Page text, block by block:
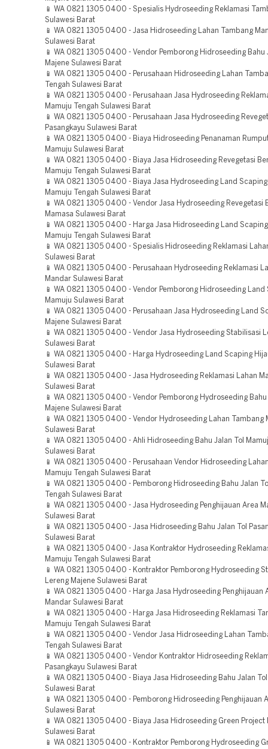
📱 WA 0821 1305 0400 - Spesialis Hydroseeding Reklamasi
Sulawesi Barat
📱 WA 0821 1305 0400 - Jasa Hidroseeding Lahan Tambang
Sulawesi Barat
📱 WA 0821 1305 0400 - Vendor Pemborong Hidroseeding Bahu
Majene Sulawesi Barat
📱 WA 0821 1305 0400 - Perusahaan Hidroseeding Lahan
Tengah Sulawesi Barat
📱 WA 0821 1305 0400 - Perusahaan Jasa Hydroseeding
Mamuju Tengah Sulawesi Barat
📱 WA 0821 1305 0400 - Perusahaan Jasa Hydroseeding
Pasangkayu Sulawesi Barat
📱 WA 0821 1305 0400 - Biaya Hidroseeding Penanaman
Mamuju Sulawesi Barat
📱 WA 0821 1305 0400 - Biaya Jasa Hidroseeding Revegetasi
Mamuju Tengah Sulawesi Barat
📱 WA 0821 1305 0400 - Biaya Jasa Hydroseeding Land
Mamuju Tengah Sulawesi Barat
📱 WA 0821 1305 0400 - Vendor Jasa Hydroseeding Revegetasi
Mamasa Sulawesi Barat
📱 WA 0821 1305 0400 - Harga Jasa Hidroseeding Land
Mamuju Tengah Sulawesi Barat
📱 WA 0821 1305 0400 - Spesialis Hidroseeding Reklamasi
Sulawesi Barat
📱 WA 0821 1305 0400 - Perusahaan Hydroseeding Reklamasi
Mandar Sulawesi Barat
📱 WA 0821 1305 0400 - Vendor Pemborong Hidroseeding Land
Mamuju Sulawesi Barat
📱 WA 0821 1305 0400 - Perusahaan Jasa Hydroseeding Land
Majene Sulawesi Barat
📱 WA 0821 1305 0400 - Vendor Jasa Hydroseeding Stabilisasi
Sulawesi Barat
📱 WA 0821 1305 0400 - Harga Hydroseeding Land Scaping
Sulawesi Barat
📱 WA 0821 1305 0400 - Jasa Hydroseeding Reklamasi Lahan
Sulawesi Barat
📱 WA 0821 1305 0400 - Vendor Pemborong Hydroseeding Bahu
Majene Sulawesi Barat
📱 WA 0821 1305 0400 - Vendor Hydroseeding Lahan Tambang
Sulawesi Barat
📱 WA 0821 1305 0400 - Ahli Hidroseeding Bahu Jalan Tol
Sulawesi Barat
📱 WA 0821 1305 0400 - Perusahaan Vendor Hidroseeding
Mamuju Tengah Sulawesi Barat
📱 WA 0821 1305 0400 - Pemborong Hidroseeding Bahu Jalan
Tengah Sulawesi Barat
📱 WA 0821 1305 0400 - Jasa Hydroseeding Penghijauan Area
Sulawesi Barat
📱 WA 0821 1305 0400 - Jasa Hidroseeding Bahu Jalan Tol
Sulawesi Barat
📱 WA 0821 1305 0400 - Jasa Kontraktor Hydroseeding
Mamuju Tengah Sulawesi Barat
📱 WA 0821 1305 0400 - Kontraktor Pemborong Hydroseeding
Lereng Majene Sulawesi Barat
📱 WA 0821 1305 0400 - Harga Jasa Hydroseeding Penghijauan
Mandar Sulawesi Barat
📱 WA 0821 1305 0400 - Harga Jasa Hidroseeding Reklamasi
Mamuju Tengah Sulawesi Barat
📱 WA 0821 1305 0400 - Vendor Jasa Hidroseeding Lahan
Tengah Sulawesi Barat
📱 WA 0821 1305 0400 - Vendor Kontraktor Hidroseeding
Pasangkayu Sulawesi Barat
📱 WA 0821 1305 0400 - Biaya Jasa Hidroseeding Bahu Jalan
Sulawesi Barat
📱 WA 0821 1305 0400 - Pemborong Hidroseeding Penghijauan
Sulawesi Barat
📱 WA 0821 1305 0400 - Biaya Jasa Hidroseeding Green Project
Sulawesi Barat
📱 WA 0821 1305 0400 - Kontraktor Pemborong Hydroseeding